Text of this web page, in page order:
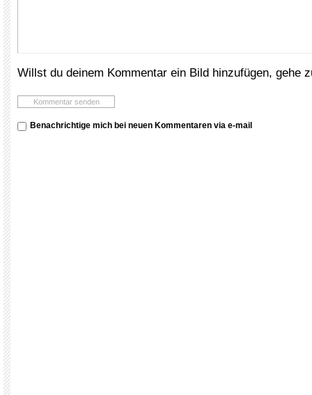
Willst du deinem Kommentar ein Bild hinzufügen, gehe
Benachrichtige mich bei neuen Kommentaren via e-mail